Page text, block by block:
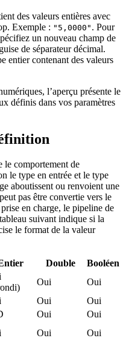
des valeurs entières avec
Exemple : "5,0000" . Pour
un nouveau champ de
de séparateur décimal.
entier contenant des valeurs
l’aperçu présente le
définis dans vos paramètres
le comportement de
le type en entrée et le type
aboutissent ou renvoient une
pas être convertie vers le
en charge, le pipeline de
suivant indique si la
le format de la valeur
Double
Booléen
Oui
Oui
Oui
Oui
Oui
Oui
Oui
Oui